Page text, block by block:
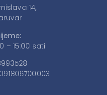
14,
– 15:00 sati